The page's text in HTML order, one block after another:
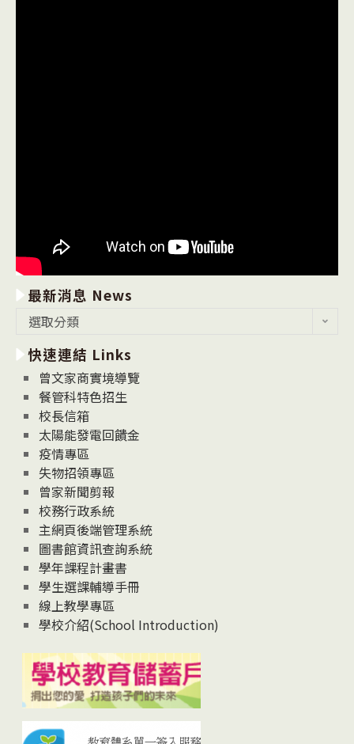
最新消息 News
消
息
News
選取分類
快速連結 Links
曾文家商實境導覽
餐管科特色招生
校長信箱
太陽能發電回饋金
疫情專區
失物招領專區
曾家新聞剪報
校務行政系統
主網頁後端管理系統
圖書館資訊查詢系統
學年課程計畫書
學生選課輔導手冊
線上教學專區
學校介紹(School Introduction)